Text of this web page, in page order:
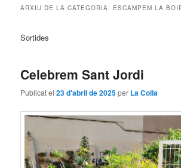
ARXIU DE LA CATEGORIA: ESCAMPEM LA
Sortides
Celebrem Sant Jordi
Publicat el23 d'abril de 2025per La Colla